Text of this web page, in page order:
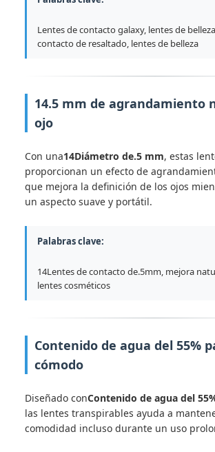
Lentes de contacto galaxy, lentes de
contacto de resaltado, lentes de belleza
14.5 mm de agrandamiento
ojo
Con una14Diámetro de.5 mm, estas
proporcionan un efecto de
que mejora la definición de los ojos
un aspecto suave y portátil.
Palabras clave:
14Lentes de contacto de.5mm, mejora
lentes cosméticos
Contenido de agua del 55%
cómodo
Diseñado conContenido de agua del
las lentes transpirables ayuda a
comodidad incluso durante un uso